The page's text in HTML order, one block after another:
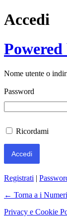
Accedi
Nome utente o
Password
Ricordami
Registrati |
← Torna a i Numeri
Privacy e Cookie